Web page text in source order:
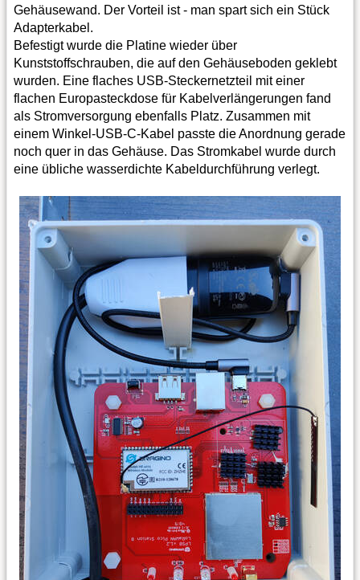
Gehäusewand. Der Vorteil ist - man spart sich ein Stück
Adapterkabel.
Befestigt wurde die Platine wieder über
Kunststoffschrauben, die auf den Gehäuseboden geklebt
wurden. Eine flaches USB-Steckernetzteil mit einer
flachen Europasteckdose für Kabelverlängerungen fand
als Stromversorgung ebenfalls Platz. Zusammen mit
einem Winkel-USB-C-Kabel passte die Anordnung gerade
noch quer in das Gehäuse. Das Stromkabel wurde durch
eine übliche wasserdichte Kabeldurchführung verlegt.